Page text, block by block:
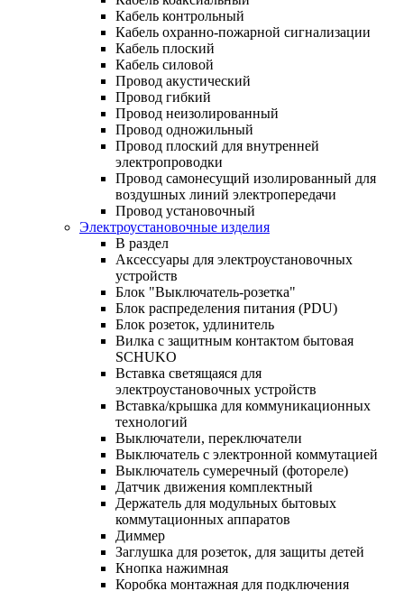
Кабель контрольный
Кабель охранно-пожарной сигнализации
Кабель плоский
Кабель силовой
Провод акустический
Провод гибкий
Провод неизолированный
Провод одножильный
Провод плоский для внутренней
электропроводки
Провод самонесущий изолированный для
воздушных линий электропередачи
Провод установочный
Электроустановочные изделия
В раздел
Аксессуары для электроустановочных
устройств
Блок "Выключатель-розетка"
Блок распределения питания (PDU)
Блок розеток, удлинитель
Вилка с защитным контактом бытовая
SCHUKO
Вставка светящаяся для
электроустановочных устройств
Вставка/крышка для коммуникационных
технологий
Выключатели, переключатели
Выключатель с электронной коммутацией
Выключатель сумеречный (фотореле)
Датчик движения комплектный
Держатель для модульных бытовых
коммутационных аппаратов
Диммер
Заглушка для розеток, для защиты детей
Кнопка нажимная
Коробка монтажная для подключения